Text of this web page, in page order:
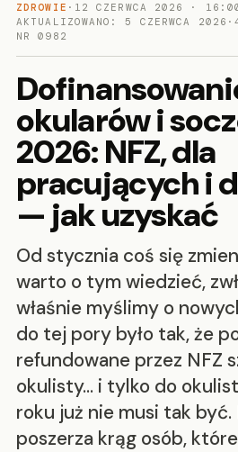
ZDROWIE · 12 CZERWCA 2026 ·
AKTUALIZOWANO: 5 CZERWCA 2026 ·
NR 0982
okularów i
2026: NFZ, dla
pracujących i
— jak uzyskać
Od stycznia coś się
warto o tym wiedzieć,
właśnie myślimy o
do tej pory było tak, że
refundowane przez NFZ
okulisty… i tylko do
roku już nie musi tak
poszerza krąg osób,